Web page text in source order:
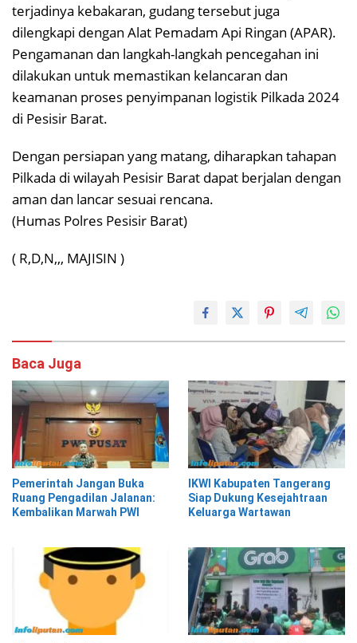
terjadinya kebakaran, gudang tersebut juga
dilengkapi dengan Alat Pemadam Api Ringan (APAR).
Pengamanan dan langkah-langkah pencegahan ini
dilakukan untuk memastikan kelancaran dan
keamanan proses penyimpanan logistik Pilkada 2024
di Pesisir Barat.
Dengan persiapan yang matang, diharapkan tahapan
Pilkada di wilayah Pesisir Barat dapat berjalan dengan
aman dan lancar sesuai rencana.
(Humas Polres Pesisir Barat)
( R,D,N,,, MAJISIN )
Baca Juga
Pemerintah Jangan Buka
Ruang Pengadilan Jalanan:
Kembalikan Marwah PWI
IKWI Kabupaten Tangerang
Siap Dukung Kesejahtraan
Keluarga Wartawan